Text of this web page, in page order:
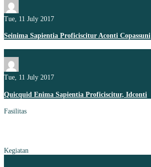
Tue, 11 July 2017
Seinima Sapientia Proficiscitur Aconti Copassuni
Tue, 11 July 2017
Quicquid Enima Sapientia Proficiscitur, Idconti
Fasilitas
Kegiatan